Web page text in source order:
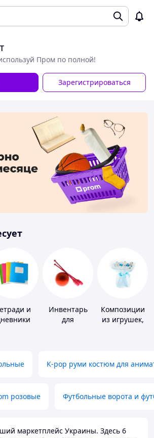
Пром по полной!
Зарегистрироваться
и
Инвентарь
для
Композиции
из игрушек,
K-pop руми костюм для
розовые Футбольные ворота и
маркетплейс Украины. Здесь 6